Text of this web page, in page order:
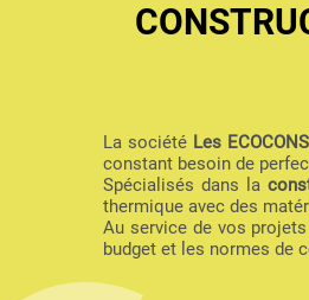
La société Les
constant besoin de
Spécialisés dans la
thermique avec des
Au service de vos
budget et les normes de